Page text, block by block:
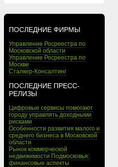
ПОСЛЕДНИЕ ФИРМЫ
Управление Росреестра по
Московской области
Управление Росреестра по
Москве
Сталкер-Консалтинг
ПОСЛЕДНИЕ ПРЕСС-
РЕЛИЗЫ
Цифровые сервисы помогают
городу управлять доходными
рисками
Особенности развития малого и
среднего бизнеса в Московской
области
Рынок коммерческой
недвижимости Подмосковья:
финансовые аспекты